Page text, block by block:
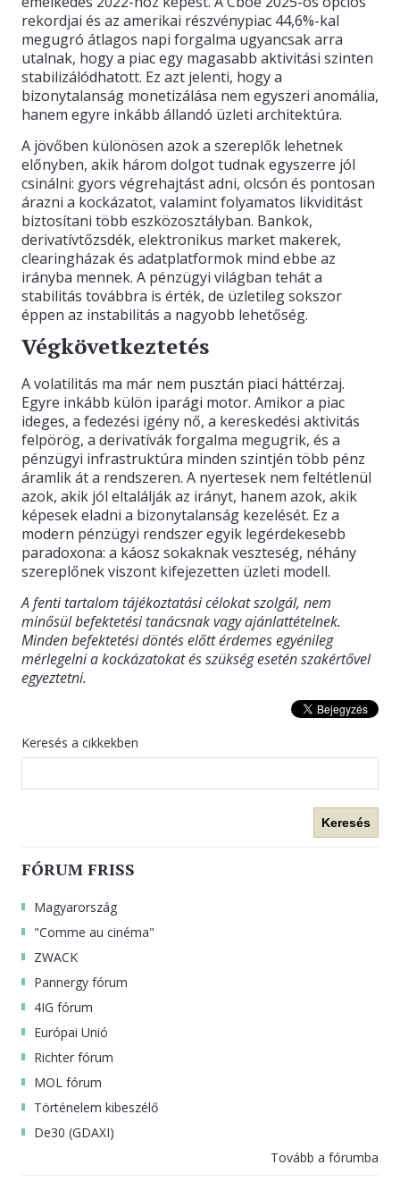
rekordjai és az amerikai részvénypiac 44,6%-kal
megugró átlagos napi forgalma ugyancsak arra
utalnak, hogy a piac egy magasabb aktivitási szinten
stabilizálódhatott. Ez azt jelenti, hogy a
bizonytalanság monetizálása nem egyszeri anomália,
hanem egyre inkább állandó üzleti architektúra.
A jövőben különösen azok a szereplők lehetnek
előnyben, akik három dolgot tudnak egyszerre jól
csinálni: gyors végrehajtást adni, olcsón és pontosan
árazni a kockázatot, valamint folyamatos likviditást
biztosítani több eszközosztályban. Bankok,
derivatívtőzsdék, elektronikus market makerek,
clearingházak és adatplatformok mind ebbe az
irányba mennek. A pénzügyi világban tehát a
stabilitás továbbra is érték, de üzletileg sokszor
éppen az instabilitás a nagyobb lehetőség.
Végkövetkeztetés
A volatilitás ma már nem pusztán piaci háttérzaj.
Egyre inkább külön iparági motor. Amikor a piac
ideges, a fedezési igény nő, a kereskedési aktivitás
felpörög, a derivatívák forgalma megugrik, és a
pénzügyi infrastruktúra minden szintjén több pénz
áramlik át a rendszeren. A nyertesek nem feltétlenül
azok, akik jól eltalálják az irányt, hanem azok, akik
képesek eladni a bizonytalanság kezelését. Ez a
modern pénzügyi rendszer egyik legérdekesebb
paradoxona: a káosz sokaknak veszteség, néhány
szereplőnek viszont kifejezetten üzleti modell.
A fenti tartalom tájékoztatási célokat szolgál, nem
minősül befektetési tanácsnak vagy ajánlattételnek.
Minden befektetési döntés előtt érdemes egyénileg
mérlegelni a kockázatokat és szükség esetén szakértővel
egyeztetni.
Keresés a cikkekben
Keresés
FÓRUM FRISS
Magyarország
"Comme au cinéma"
ZWACK
Pannergy fórum
4IG fórum
Európai Unió
Richter fórum
MOL fórum
Történelem kibeszélő
De30 (GDAXI)
Tovább a fórumba